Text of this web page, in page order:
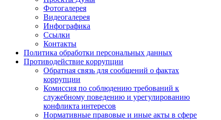
Фотогалерея
Видеогалерея
Инфографика
Ссылки
Контакты
Политика обработки персональных данных
Прoтивoдeйствие кoрpупции
Обратная связь для сообщений о фактах
коррупции
Комиссия по соблюдению требований к
служебному поведению и урегулированию
конфликта интересов
Нормативные правовые и иные акты в сфере